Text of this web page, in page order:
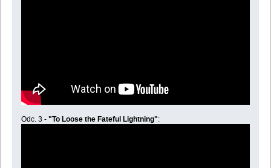
Odc. 3 - "To Loose the Fateful Lightning":